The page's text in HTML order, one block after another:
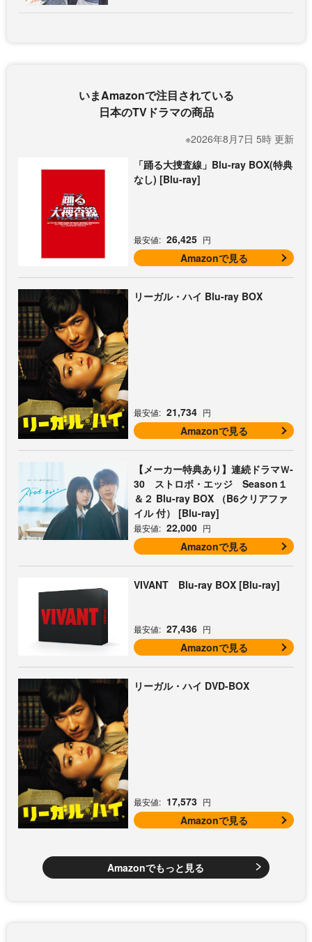
いまAmazonで注目されている
日本のTVドラマの商品
※2026年8月7日 5時 更新
「踊る大捜査線」Blu-ray BOX(特典
なし) [Blu-ray]
最安値: 26,425 円
Amazonで見る
リーガル・ハイ Blu-ray BOX
最安値: 21,734 円
Amazonで見る
【メーカー特典あり】連続ドラマＷ-
30 ストロボ・エッジ Season１
＆２ Blu-ray BOX （B6クリアファ
イル 付） [Blu-ray]
最安値: 22,000 円
Amazonで見る
VIVANT Blu-ray BOX [Blu-ray]
最安値: 27,436 円
Amazonで見る
リーガル・ハイ DVD-BOX
最安値: 17,573 円
Amazonで見る
Amazonでもっと見る